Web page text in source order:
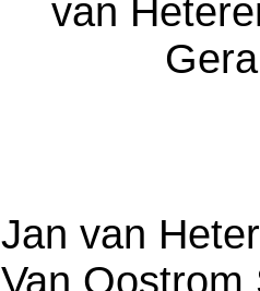
van
Jan van
Van Oostrom